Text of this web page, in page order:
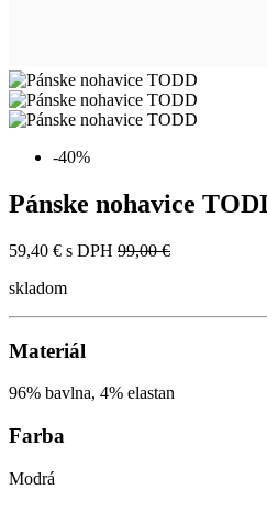
-40%
Pánske nohavice
59,40 € s DPH 99,00 €
skladom
Materiál
96% bavlna, 4% elastan
Farba
Modrá